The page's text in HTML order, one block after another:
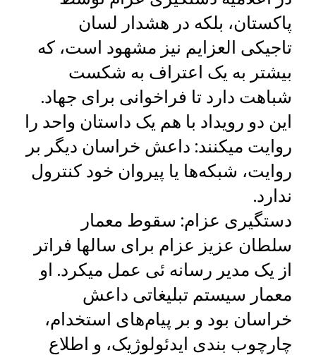
پاکستان، بلکه در هشدار لسان
تاجیکی العزایم نیز مشهود است، که
بیشتر به یک اعتراف به شکست
شباهت دارد تا فراخوانی برای جهاد.
این دو رویداد با هم یک داستان واحد را
روایت میکنند: داعش خراسان دیگر بر
روایت، شبکه‌ها یا پیروان خود کنترول
ندارد.
دستگیری عزام: سقوط معمار
سلطان عزیز عزام برای سالها فراتر
از یک مدیر رسانه‌ ئی عمل میکرد. او
معمار سیستم تبلیغاتی داعش
خراسان بود و بر پیام‌های استخدام،
چارچوب‌ بندی ایدئولوژیک، و اطلاع‌